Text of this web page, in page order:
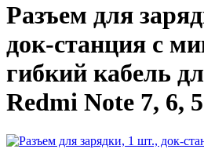
Разъем для
док-станция с
гибкий кабель
Redmi Note 7, 6,